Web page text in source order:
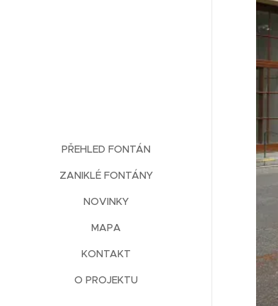
PŘEHLED FONTÁN
ZANIKLÉ FONTÁNY
NOVINKY
MAPA
KONTAKT
O PROJEKTU